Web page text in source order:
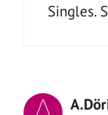
Singles.